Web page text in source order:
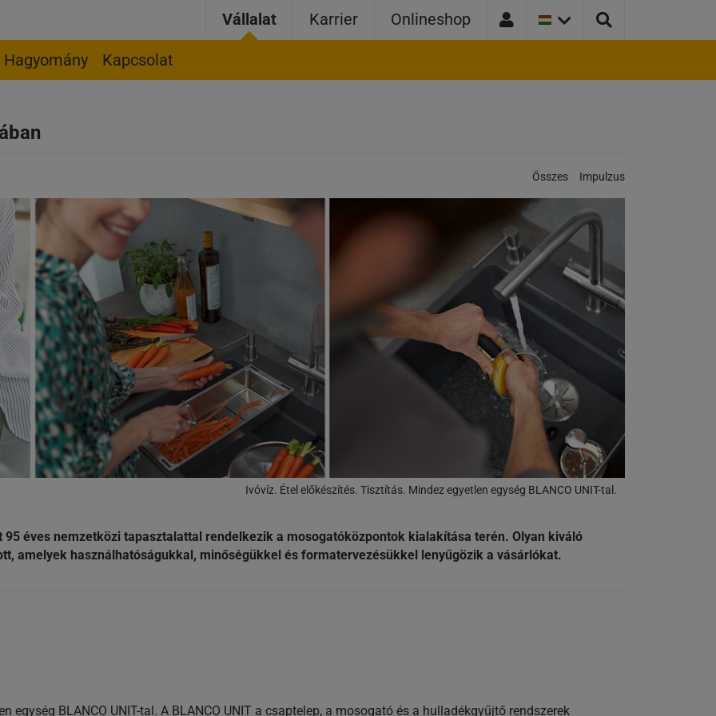
Vállalat Karrier Onlineshop
ORSZÁGVÁLTOZAT:
MAGYARORSZÁG
Hagyomány Kapcsolat
Kategóriák:
Összes Impulzus
Ivóvíz. Étel előkészítés. Tisztítás. Mindez egyetlen egység BLANCO UNIT-tal.
95 éves nemzetközi tapasztalattal rendelkezik a mosogatóközpontok kialakítása terén. Olyan kiváló
amelyek használhatóságukkal, minőségükkel és formatervezésükkel lenyűgözik a vásárlókat.
egység BLANCO UNIT-tal. A BLANCO UNIT a csaptelep, a mosogató és a hulladékgyűjtő rendszerek